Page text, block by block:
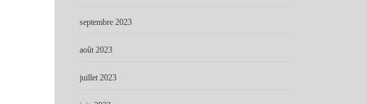
septembre 2023
août 2023
juillet 2023